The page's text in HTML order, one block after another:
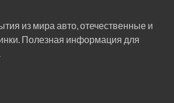
из мира авто, отечественные и
Полезная информация для